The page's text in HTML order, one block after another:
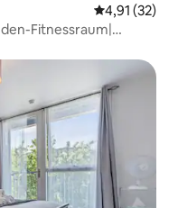
4,91 (32)
Fitnessraum|